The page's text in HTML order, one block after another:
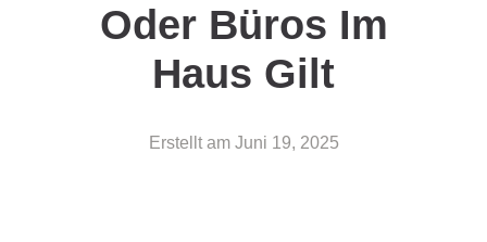
Oder Büros Im
Haus Gilt
Erstellt am Juni 19, 2025